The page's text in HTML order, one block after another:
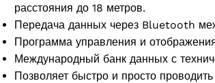
расстояния до 18 метров.
Передача данных через Bluetooth
Программа управления и
Международный банк данных с
Позволяет быстро и просто